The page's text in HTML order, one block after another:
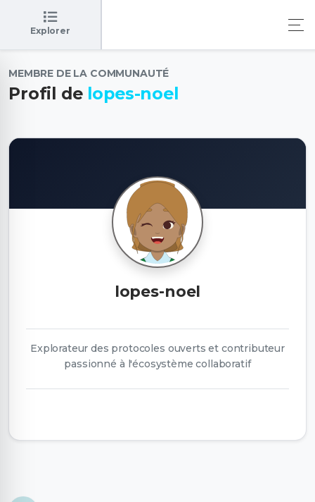
Explorer
MEMBRE DE LA COMMUNAUTÉ
Profil de lopes-noel
lopes-noel
Explorateur des protocoles ouverts et contributeur
passionné à l'écosystème collaboratif